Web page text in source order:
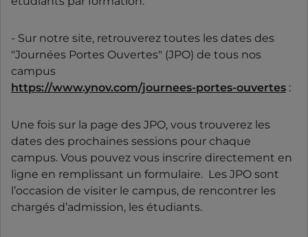
- Sur notre site, retrouverez toutes les dates des
"Journées Portes Ouvertes" (JPO) de tous nos
campus
https://www.ynov.com/journees-portes-ouvertes :
Une fois sur la page des JPO, vous trouverez les
dates des prochaines sessions pour chaque
campus. Vous pouvez vous inscrire directement en
ligne en remplissant un formulaire. Les JPO sont
l’occasion de visiter le campus, de rencontrer les
chargés d’admission, les étudiants.